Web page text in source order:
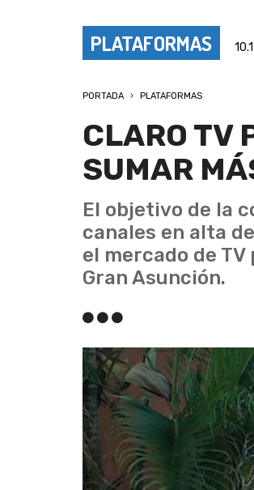
PLATAFORMAS
PORTADA PLATAFORMAS
CLARO TV
SUMAR
El objetivo de la
canales en alta
el mercado de
Gran Asunción.